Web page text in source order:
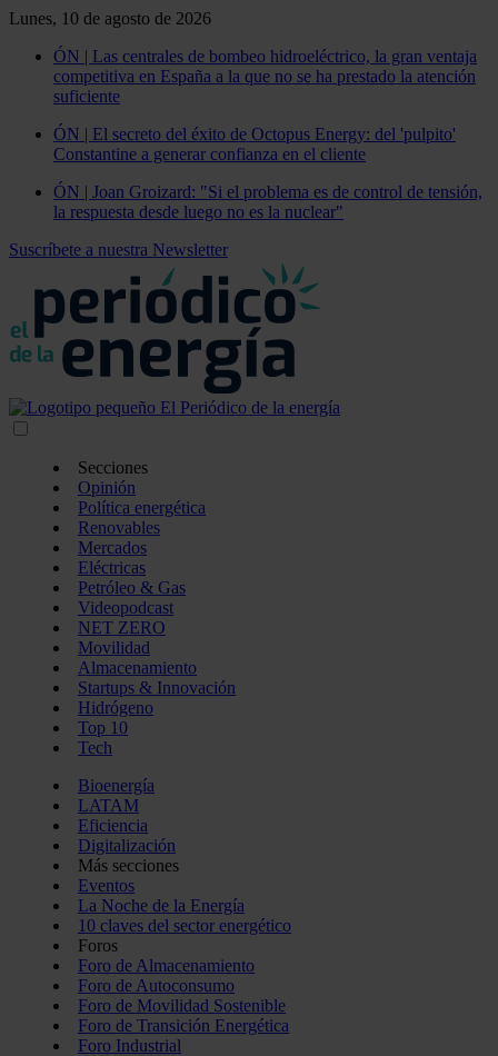
Lunes, 10 de agosto de 2026
ÓN | Las centrales de bombeo hidroeléctrico, la gran ventaja
competitiva en España a la que no se ha prestado la atención
suficiente
ÓN | El secreto del éxito de Octopus Energy: del 'pulpito'
Constantine a generar confianza en el cliente
ÓN | Joan Groizard: "Si el problema es de control de tensión,
la respuesta desde luego no es la nuclear"
Suscríbete a nuestra Newsletter
Secciones
Opinión
Política energética
Renovables
Mercados
Eléctricas
Petróleo & Gas
Videopodcast
NET ZERO
Movilidad
Almacenamiento
Startups & Innovación
Hidrógeno
Top 10
Tech
Bioenergía
LATAM
Eficiencia
Digitalización
Más secciones
Eventos
La Noche de la Energía
10 claves del sector energético
Foros
Foro de Almacenamiento
Foro de Autoconsumo
Foro de Movilidad Sostenible
Foro de Transición Energética
Foro Industrial